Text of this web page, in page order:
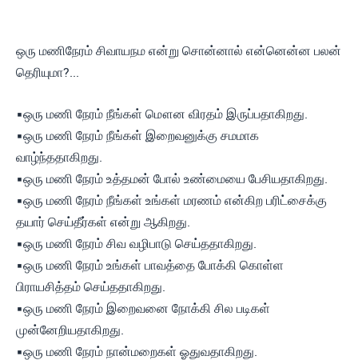
ஒரு மணிநேரம் சிவாயநம என்று சொன்னால் என்னென்ன பலன்
தெரியுமா?...
▪ஒரு மணி நேரம் நீங்கள் மௌன விரதம் இருப்பதாகிறது.
▪ஒரு மணி நேரம் நீங்கள் இறைவனுக்கு சமமாக
வாழ்ந்ததாகிறது.
▪ஒரு மணி நேரம் உத்தமன் போல் உண்மையை பேசியதாகிறது.
▪ஒரு மணி நேரம் நீங்கள் உங்கள் மரணம் என்கிற பரிட்சைக்கு
தயார் செய்தீர்கள் என்று ஆகிறது.
▪ஒரு மணி நேரம் சிவ வழிபாடு செய்ததாகிறது.
▪ஒரு மணி நேரம் உங்கள் பாவத்தை போக்கி கொள்ள
பிராயசித்தம் செய்ததாகிறது.
▪ஒரு மணி நேரம் இறைவனை நோக்கி சில படிகள்
முன்னேறியதாகிறது.
▪ஒரு மணி நேரம் நான்மறைகள் ஓதுவதாகிறது.